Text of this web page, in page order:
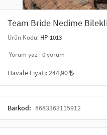
ŞAL VE FULAR
Team Bride Nedime
Ürün Kodu: HP-1013
Yorum yaz | 0yorum
Havale Fiyatı:244,90
Barkod: 8683363115912